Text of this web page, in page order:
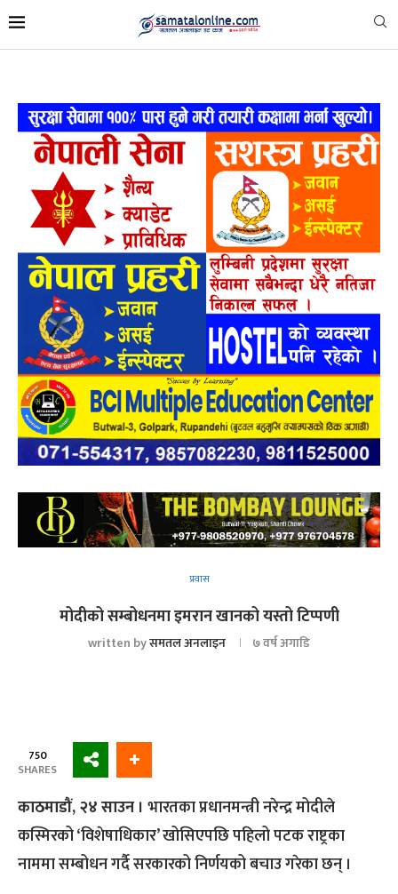
प्रवास
मोदीको सम्बोधनमा इमरान खानको यस्तो टिप्पणी
written byसमतल अनलाइन ७ वर्ष अगाडि
750
SHARES
काठमाडौं, २४ साउन । भारतका प्रधानमन्त्री नरेन्द्र मोदीले
कस्मिरको ‘विशेषाधिकार’ खोसिएपछि पहिलो पटक राष्ट्रका
नाममा सम्बोधन गर्दै सरकारको निर्णयको बचाउ गरेका छन् ।